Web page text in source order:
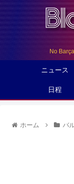
No
ニュース
日程
ホーム バ